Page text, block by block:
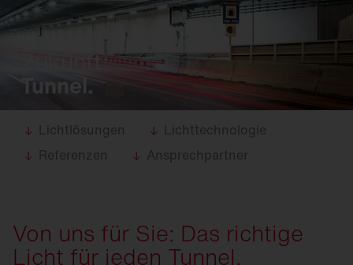
Zukunft
Tunnel.
Lichtlösungen
Lichttechnologie
Referenzen
Ansprechpartner
Von uns für Sie: Das richtige
Licht für jeden Tunnel.